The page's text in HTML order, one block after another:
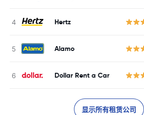
Hertz
Alamo
Dollar Rent a Car
显示所有租赁公司